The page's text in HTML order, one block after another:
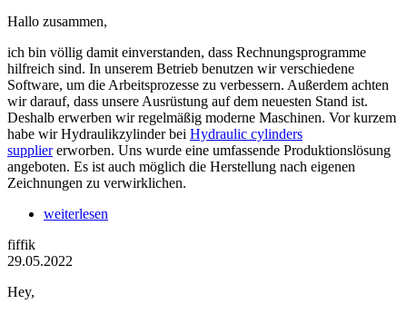
Hallo zusammen,
ich bin völlig damit einverstanden, dass Rechnungsprogramme
hilfreich sind. In unserem Betrieb benutzen wir verschiedene
Software, um die Arbeitsprozesse zu verbessern. Außerdem achten
wir darauf, dass unsere Ausrüstung auf dem neuesten Stand ist.
Deshalb erwerben wir regelmäßig moderne Maschinen. Vor kurzem
habe wir Hydraulikzylinder bei Hydraulic cylinders
suppliererworben. Uns wurde eine umfassende Produktionslösung
angeboten. Es ist auch möglich die Herstellung nach eigenen
Zeichnungen zu verwirklichen.
weiterlesen
fiffik
29.05.2022
Hey,